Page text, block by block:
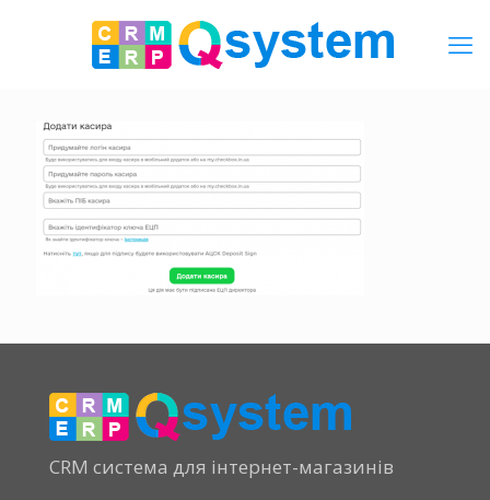
CRM система для інтернет-магазинів